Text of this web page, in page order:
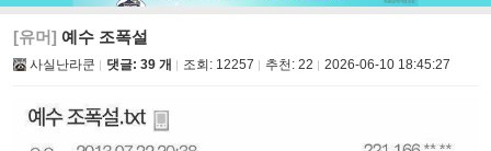
[유머] 예수 조폭설
사실난라쿤 댓글: 39 개 조회: 12257 추천: 22 2026-06-10 18:45:27